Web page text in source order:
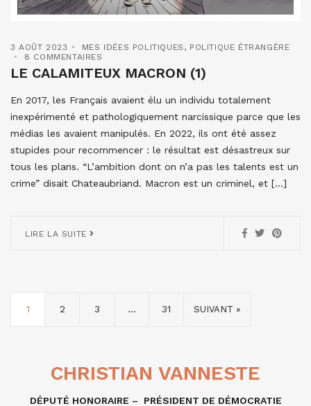
3 AOÛT 2023 MES IDÉES POLITIQUES , POLITIQUE ÉTRANGÈRE
8 COMMENTAIRES
LE CALAMITEUX MACRON (1)
En 2017, les Français avaient élu un individu totalement
inexpérimenté et pathologiquement narcissique parce que les
médias les avaient manipulés. En 2022, ils ont été assez
stupides pour recommencer : le résultat est désastreux sur
tous les plans. “L’ambition dont on n’a pas les talents est un
crime” disait Chateaubriand. Macron est un criminel, et […]
LIRE LA SUITE
1 2 3 … 31 SUIVANT »
CHRISTIAN VANNESTE
DÉPUTÉ HONORAIRE – PRÉSIDENT DE DÉMOCRATIE